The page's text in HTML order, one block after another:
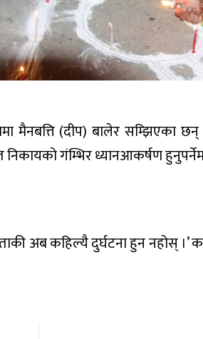
(दीप) बालेर सम्झिएका छन्
गंम्भिर ध्यानआकर्षण
अब कहिल्यै दुर्घटना हुन नहोस् ।’